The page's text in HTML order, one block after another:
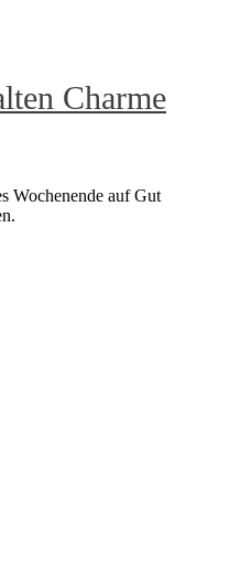
Charme
Wochenende auf Gut